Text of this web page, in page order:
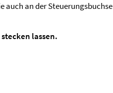
auch an der Steuerungsbuchse
lassen.